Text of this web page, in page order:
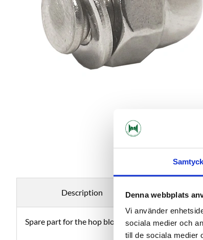
Denna webbplats
Vi använder
sociala medier och
till de sociala medier
Description
Spare part for the hop block filter